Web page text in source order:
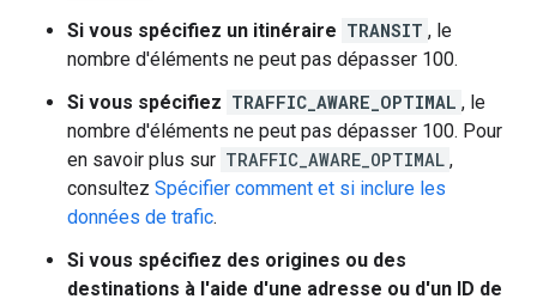
Si vous spécifiez un itinéraire TRANSIT , le
nombre d'éléments ne peut pas dépasser 100.
Si vous spécifiez TRAFFIC_AWARE_OPTIMAL , le
nombre d'éléments ne peut pas dépasser 100. Pour
en savoir plus sur TRAFFIC_AWARE_OPTIMAL ,
consultez Spécifier comment et si inclure les
données de trafic.
Si vous spécifiez des origines ou des
destinations à l'aide d'une adresse ou d'un ID de